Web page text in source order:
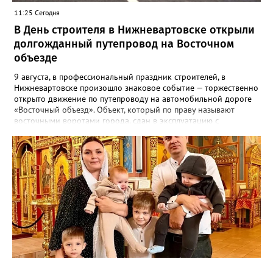
11:25 Сегодня
В День строителя в Нижневартовске открыли
долгожданный путепровод на Восточном
объезде
9 августа, в профессиональный праздник строителей, в
Нижневартовске произошло знаковое событие — торжественно
открыто движение по путепроводу на автомобильной дороге
«Восточный объезд». Объект, который по праву называют
восточными воротами города, сдан в эксплуатацию с
глава города Дмитрий Кощенко. «Это стратегический элемент
транспортной инфраструктуры, который является восточными
воротами нашего города — поддерживает его экономику,
влияет на безопасность и комфорт сотен тысяч людей», —
подчеркнул градоначальник. Особые слова благодарности
глава города адресовал правительству Югры и лично
губернатору Руслану Кухаруку за возможность реализовать
важный для жителей проект. Отдельно он отметил работу
подрядчика — компании «Мостострой-11», выполнившей
капитальный ремонт качественно и с опережением графика:
изначально сдача объекта планировалась лишь на декабрь